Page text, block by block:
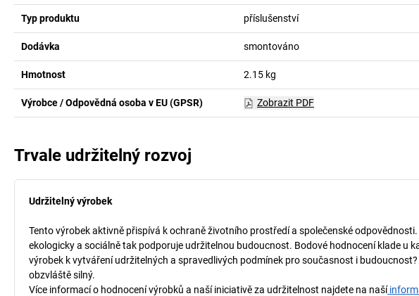
Typ produktu příslušenství
Dodávka smontováno
Hmotnost 2.15 kg
Výrobce / Odpovědná osoba v EU (GPSR) Zobrazit PDF
Trvale udržitelný rozvoj
Udržitelný výrobek
Tento výrobek aktivně přispívá k ochraně životního prostředí a společenské
ekologicky a sociálně tak podporuje udržitelnou budoucnost. Bodové hodnocení klade u
výrobek k vytváření udržitelných a spravedlivých podmínek pro současnost i
obzvláště silný.
Více informací o hodnocení výrobků a naší iniciativě za udržitelnost najdete na naší